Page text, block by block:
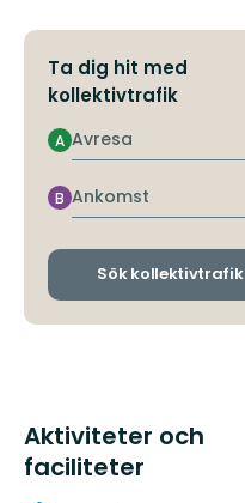
Ta dig hit med
kollektivtrafik
Avresa
A
Ankomst
B
Sök kollektivtrafik
Aktiviteter och
faciliteter